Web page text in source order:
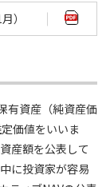
）
有資産（純資産価
価値をいいま
産額を公表して
に投資家が容易